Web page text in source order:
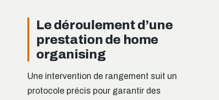
Le déroulement d’une
prestation de home
organising
Une intervention de rangement suit un
protocole précis pour garantir des